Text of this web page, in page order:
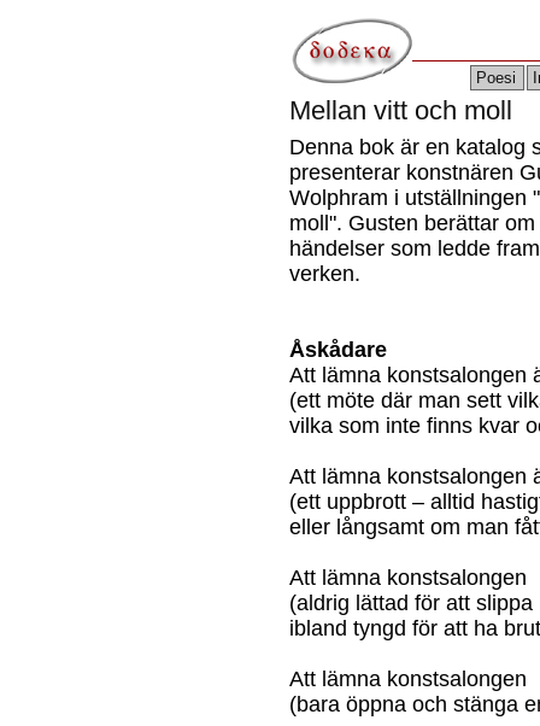
Poesi
Mellan vitt och moll
Denna bok är en katalog
presenterar konstnären
Wolphram i utställningen
moll". Gusten berättar
händelser som ledde
verken.
Åskådare
Att lämna konstsalongen
(ett möte där man sett
vilka som inte finns kvar
Att lämna konstsalongen
(ett uppbrott – alltid
eller långsamt om man
Att lämna konstsalongen
(aldrig lättad för att slippa
ibland tyngd för att ha
Att lämna konstsalongen
(bara öppna och stänga